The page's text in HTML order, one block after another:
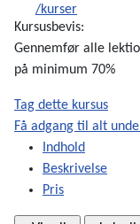
/kurser
Kursusbevis:
Gennemfør alle
på minimum 70%
Tag dette kursus
Få adgang til alt
Indhold
Beskrivelse
Pris